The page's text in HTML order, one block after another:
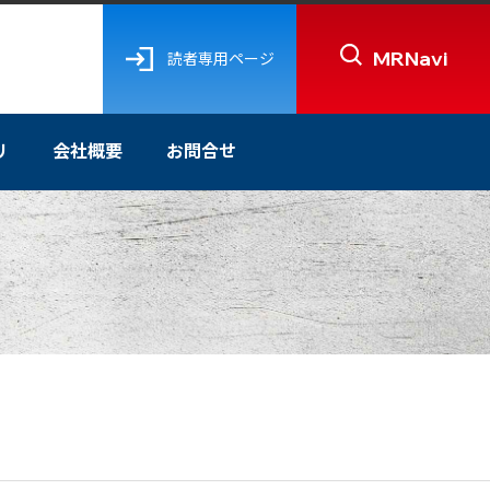
読者専用ページ MRNavi
会社概要 お問合せ